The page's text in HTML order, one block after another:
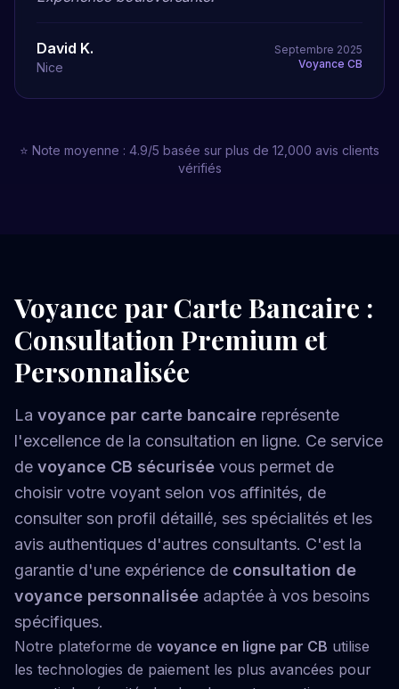
David K.
Nice
Septembre 2025
Voyance CB
⭐ Note moyenne : 4.9/5 basée sur plus de 12,000 avis clients
vérifiés
Voyance par Carte Bancaire :
Consultation Premium et
Personnalisée
La voyance par carte bancaire représente
l'excellence de la consultation en ligne. Ce service
de voyance CB sécurisée vous permet de
choisir votre voyant selon vos affinités, de
consulter son profil détaillé, ses spécialités et les
avis authentiques d'autres consultants. C'est la
garantie d'une expérience de consultation de
voyance personnalisée adaptée à vos besoins
spécifiques.
Notre plateforme de voyance en ligne par CB utilise
les technologies de paiement les plus avancées pour